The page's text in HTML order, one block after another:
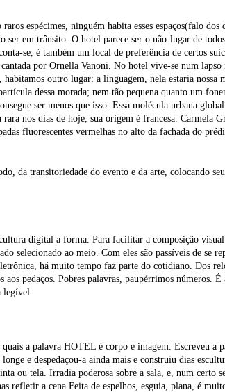
espécimes, ninguém habita esses espaços(falo
ser em trânsito. O hotel parece ser o não-lugar de
se, é também um local de preferência de certos
por Ornella Vanoni. No hotel vive-se num
outro lugar: a linguagem, nela estaria nossa
dessa morada; nem tão pequena quanto um
ser menos que isso. Essa molécula urbana
rara nos dias de hoje, sua origem é francesa. Carmela
fluorescentes vermelhas no alto da fachada do
da transitoriedade do evento e da arte, colocando
digital a forma. Para facilitar a composição
selecionado ao meio. Com eles são passíveis de se
há muito tempo faz parte do cotidiano. Dos
aos pedaços. Pobres palavras, paupérrimos números.
legível.
a palavra HOTEL é corpo e imagem. Escreveu a
e despedaçou-a ainda mais e construiu dias
ou tela. Irradia poderosa sobre a sala, e, num certo
refletir a cena Feita de espelhos, esguia, plana, é